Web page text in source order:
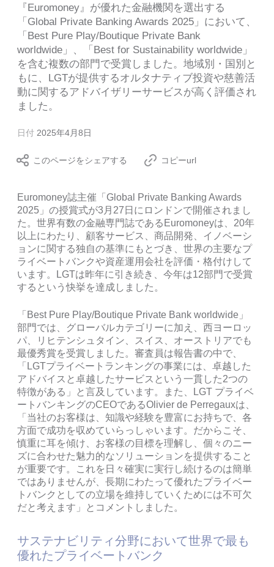
『Euromoney』が優れた金融機関を選出する
「Global Private Banking Awards 2025」において、
「Best Pure Play/Boutique Private Bank
worldwide」、「Best for Sustainability worldwide」
を含む複数の部門で受賞しました。地域別・国別と
もに、LGTが提供するオルタナティブ投資や慈善活
動に関するアドバイザリーサービスが高く評価され
ました。
日付 2025年4月8日
このページをシェアする コピーurl
Euromoney誌主催「Global Private Banking Awards
2025」の授賞式が3月27日にロンドンで開催されまし
た。世界有数の金融専門誌であるEuromoneyは、20年
以上にわたり、顧客サービス、商品開発、イノベーシ
ョンに関する独自の基準にもとづき、世界の主要なプ
ライベートバンクや資産運用会社を評価・格付けして
います。LGTは昨年に引き続き、今年は12部門で受賞
するという快挙を達成しました。
「Best Pure Play/Boutique Private Bank worldwide」
部門では、グローバルカテゴリーに加え、西ヨーロッ
パ、リヒテンシュタイン、スイス、オーストリアでも
最優秀賞を受賞しました。審査員は報告書の中で、
「LGTプライベートランキングの事業には、卓越した
アドバイスと卓越したサービスという一貫した2つの
特徴がある」と言及しています。また、LGT プライベ
ートバンキングのCEOであるOlivier de Perregauxは、
「当社のお客様は、知識や経験を豊富にお持ちで、各
方面で成功を収めていらっしゃいます。だからこそ、
慎重に耳を傾け、お客様の目標を理解し、個々のニー
ズに合わせた魅力的なソリューションを提供すること
が重要です。これを日々確実に実行し続けるのは簡単
ではありませんが、長期にわたって優れたプライベー
トバンクとしての立場を維持していくためには不可欠
だと考えます」とコメントしました。
サステナビリティ分野において世界で最も
優れたプライベートバンク